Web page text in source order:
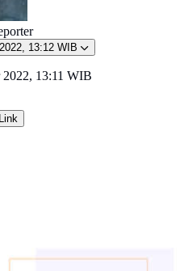
13:12 WIB
13:11 WIB